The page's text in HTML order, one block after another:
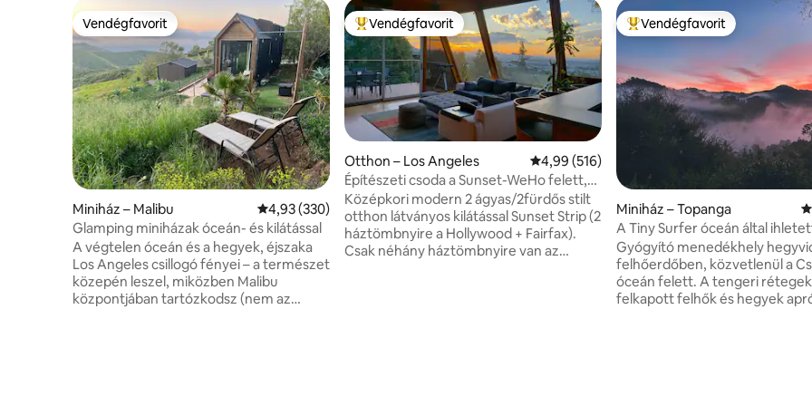
Vendégfavorit
Vendégfavorit
Miniház – Malibu Átlagos értékelés: 5/4,93, 330 vélemény
4,93 (330)
Glamping miniházak óceán- és kilátással
A végtelen óceán és a hegyek, éjszaka
Los Angeles csillogó fényei – a természet
közepén leszel, miközben Malibu
központjában tartózkodsz (nem az
Kiemelt vendégfavorit
Vendégfavorit
Otthon – Los Angeles Átlagos értékelés: 5/4,99, 516 vélemény
4,99 (516)
Építészeti csoda a Sunset-WeHo felett,
nagyszerű kilátással
Középkori modern 2 ágyas/2fürdős stilt
otthon látványos kilátással Sunset Strip (2
háztömbnyire a Hollywood + Fairfax).
Csak néhány háztömbnyire van az
Kiemelt vendégfavorit
Vendégfavorit
Miniház – Topanga
A Tiny Surfer óceán által
kunyhója
Gyógyító menedékhely
felhőerdőben, közvetlenül a
óceán felett. A tengeri rétegek által
felkapott felhők és hegyek